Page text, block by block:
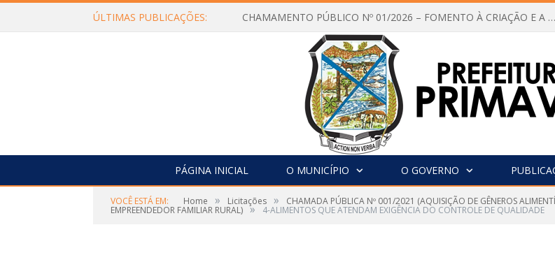
ÚLTIMAS PUBLICAÇÕES: CHAMAMENTO PÚBLICO Nº 01/2026 – FOMENTO À CRIAÇÃO E A CIRCULAÇÃO DE PRODUÇÕES CULTURAIS – Aldir Blanc
PÁGINA INICIAL O MUNICÍPIO O GOVERNO
VOCÊ ESTÁ EM: Home » Licitações » CHAMADA PÚBLICA Nº 001/2021 (AQUISIÇÃO DE GÊNEROS
EMPREENDEDOR FAMILIAR RURAL) » 4-ALIMENTOS QUE ATENDAM EXIGÊNCIA DO CONTROLE DE QUALIDADE